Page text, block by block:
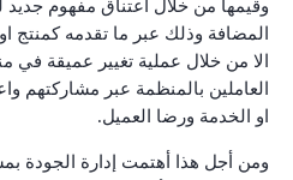
وقيمها من خلال اعتناق مفهوم جديد
المضافة وذلك عبر ما تقدمه كمنتج
الا من خلال عملية تغيير عميقة في
العاملين بالمنظمة عبر مشاركتهم
او الخدمة ورضا العميل.
ومن أجل هذا أهتمت إدارة الجودة